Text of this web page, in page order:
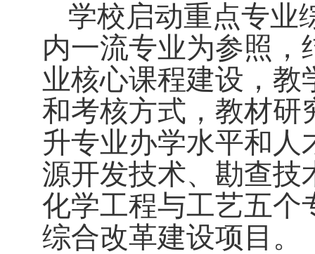
学校启动重点专业
内一流专业为参照，
业核心课程建设，教
和考核方式，教材研
升专业办学水平和人
源开发技术、勘查技
化学工程与工艺五个
综合改革建设项目。